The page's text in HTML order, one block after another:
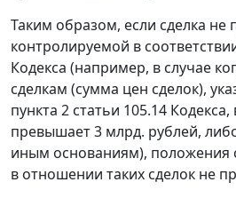
Таким образом, если сделка не
контролируемой в
Кодекса (например, в случае
сделкам (сумма цен сделок),
пункта 2 статьи 105.14 Кодекса,
превышает 3 млрд. рублей,
иным основаниям), положения
в отношении таких сделок не